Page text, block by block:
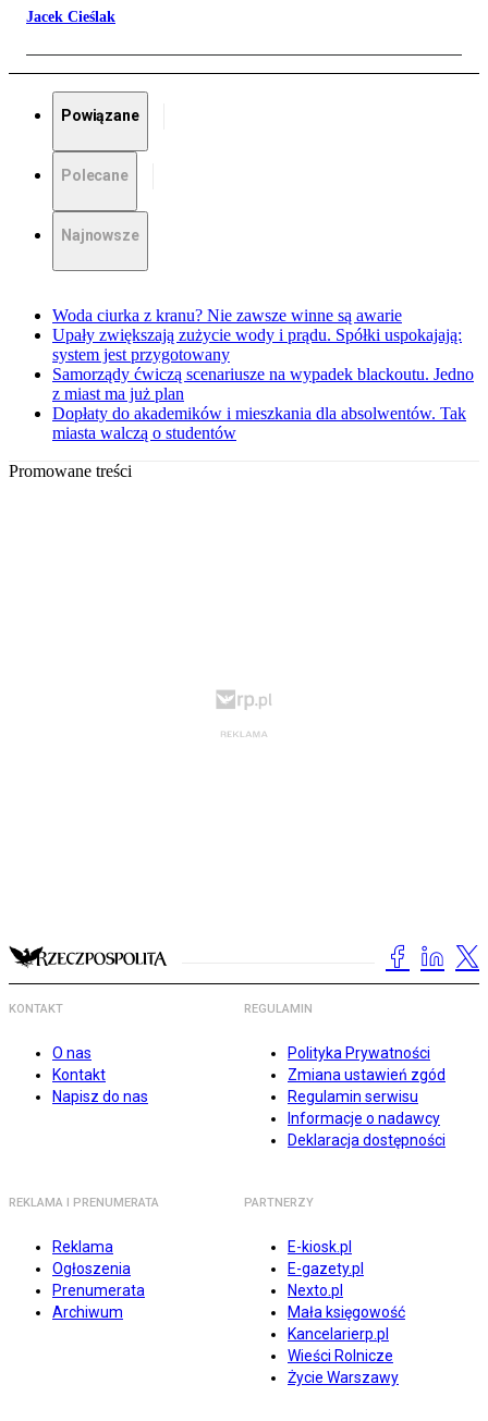
Jacek Cieślak
Powiązane
Polecane
Najnowsze
Woda ciurka z kranu? Nie zawsze winne są awarie
Upały zwiększają zużycie wody i prądu. Spółki uspokajają:
system jest przygotowany
Samorządy ćwiczą scenariusze na wypadek blackoutu. Jedno
z miast ma już plan
Dopłaty do akademików i mieszkania dla absolwentów. Tak
miasta walczą o studentów
Promowane treści
KONTAKT
O nas
Kontakt
Napisz do nas
REGULAMIN
Polityka Prywatności
Zmiana ustawień zgód
Regulamin serwisu
Informacje o nadawcy
Deklaracja dostępności
REKLAMA I PRENUMERATA
Reklama
Ogłoszenia
Prenumerata
Archiwum
PARTNERZY
E-kiosk.pl
E-gazety.pl
Nexto.pl
Mała księgowość
Kancelarierp.pl
Wieści Rolnicze
Życie Warszawy